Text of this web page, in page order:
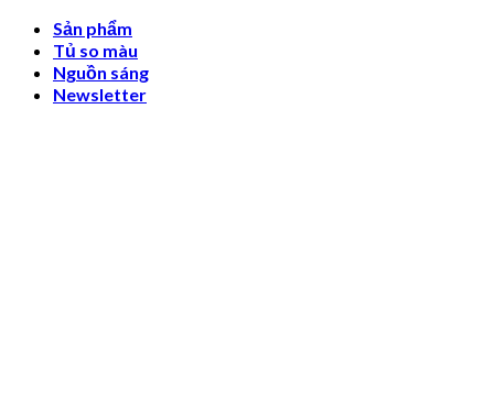
Skip
content
Sản phẩm
Tủ so màu
Nguồn sáng
Newsletter